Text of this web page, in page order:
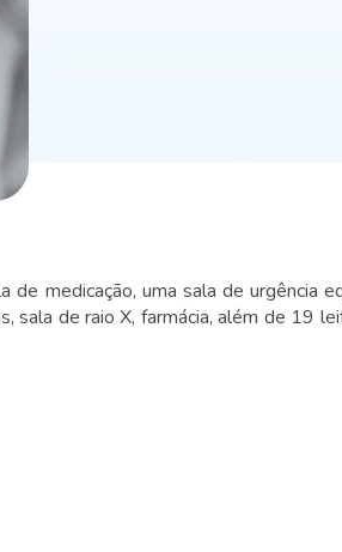
medicação, uma sala de urgência
sala de raio X, farmácia, além de 19